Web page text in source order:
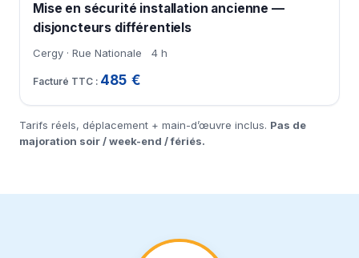
Mise en sécurité installation ancienne —
disjoncteurs différentiels
Cergy · Rue Nationale 4 h
485 €
Tarifs réels, déplacement + main-d’œuvre inclus. Pas de
majoration soir / week-end / fériés.